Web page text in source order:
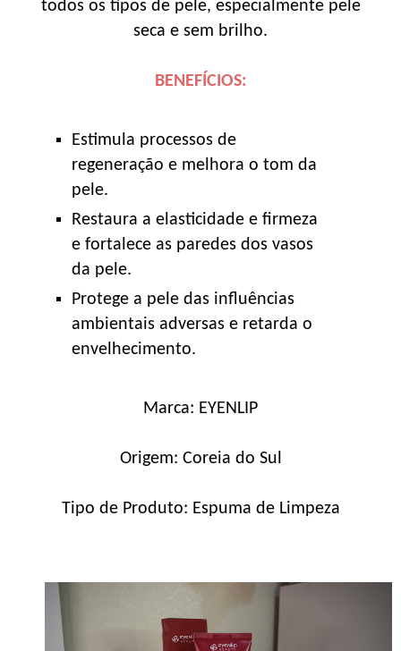
todos os tipos de pele, especialmente pele
seca e sem brilho.
BENEFÍCIOS:
Estimula processos de
regeneração e melhora o tom da
pele.
Restaura a elasticidade e firmeza
e fortalece as paredes dos vasos
da pele.
Protege a pele das influências
ambientais adversas e retarda o
envelhecimento.
Marca: EYENLIP
Origem: Coreia do Sul
Tipo de Produto: Espuma de Limpeza